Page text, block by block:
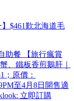
$461歎北海道毛
助餐 【旅行瘋賞
、鐵板香煎鵝肝｜
原價：
至4月8日開售適
立即訂購